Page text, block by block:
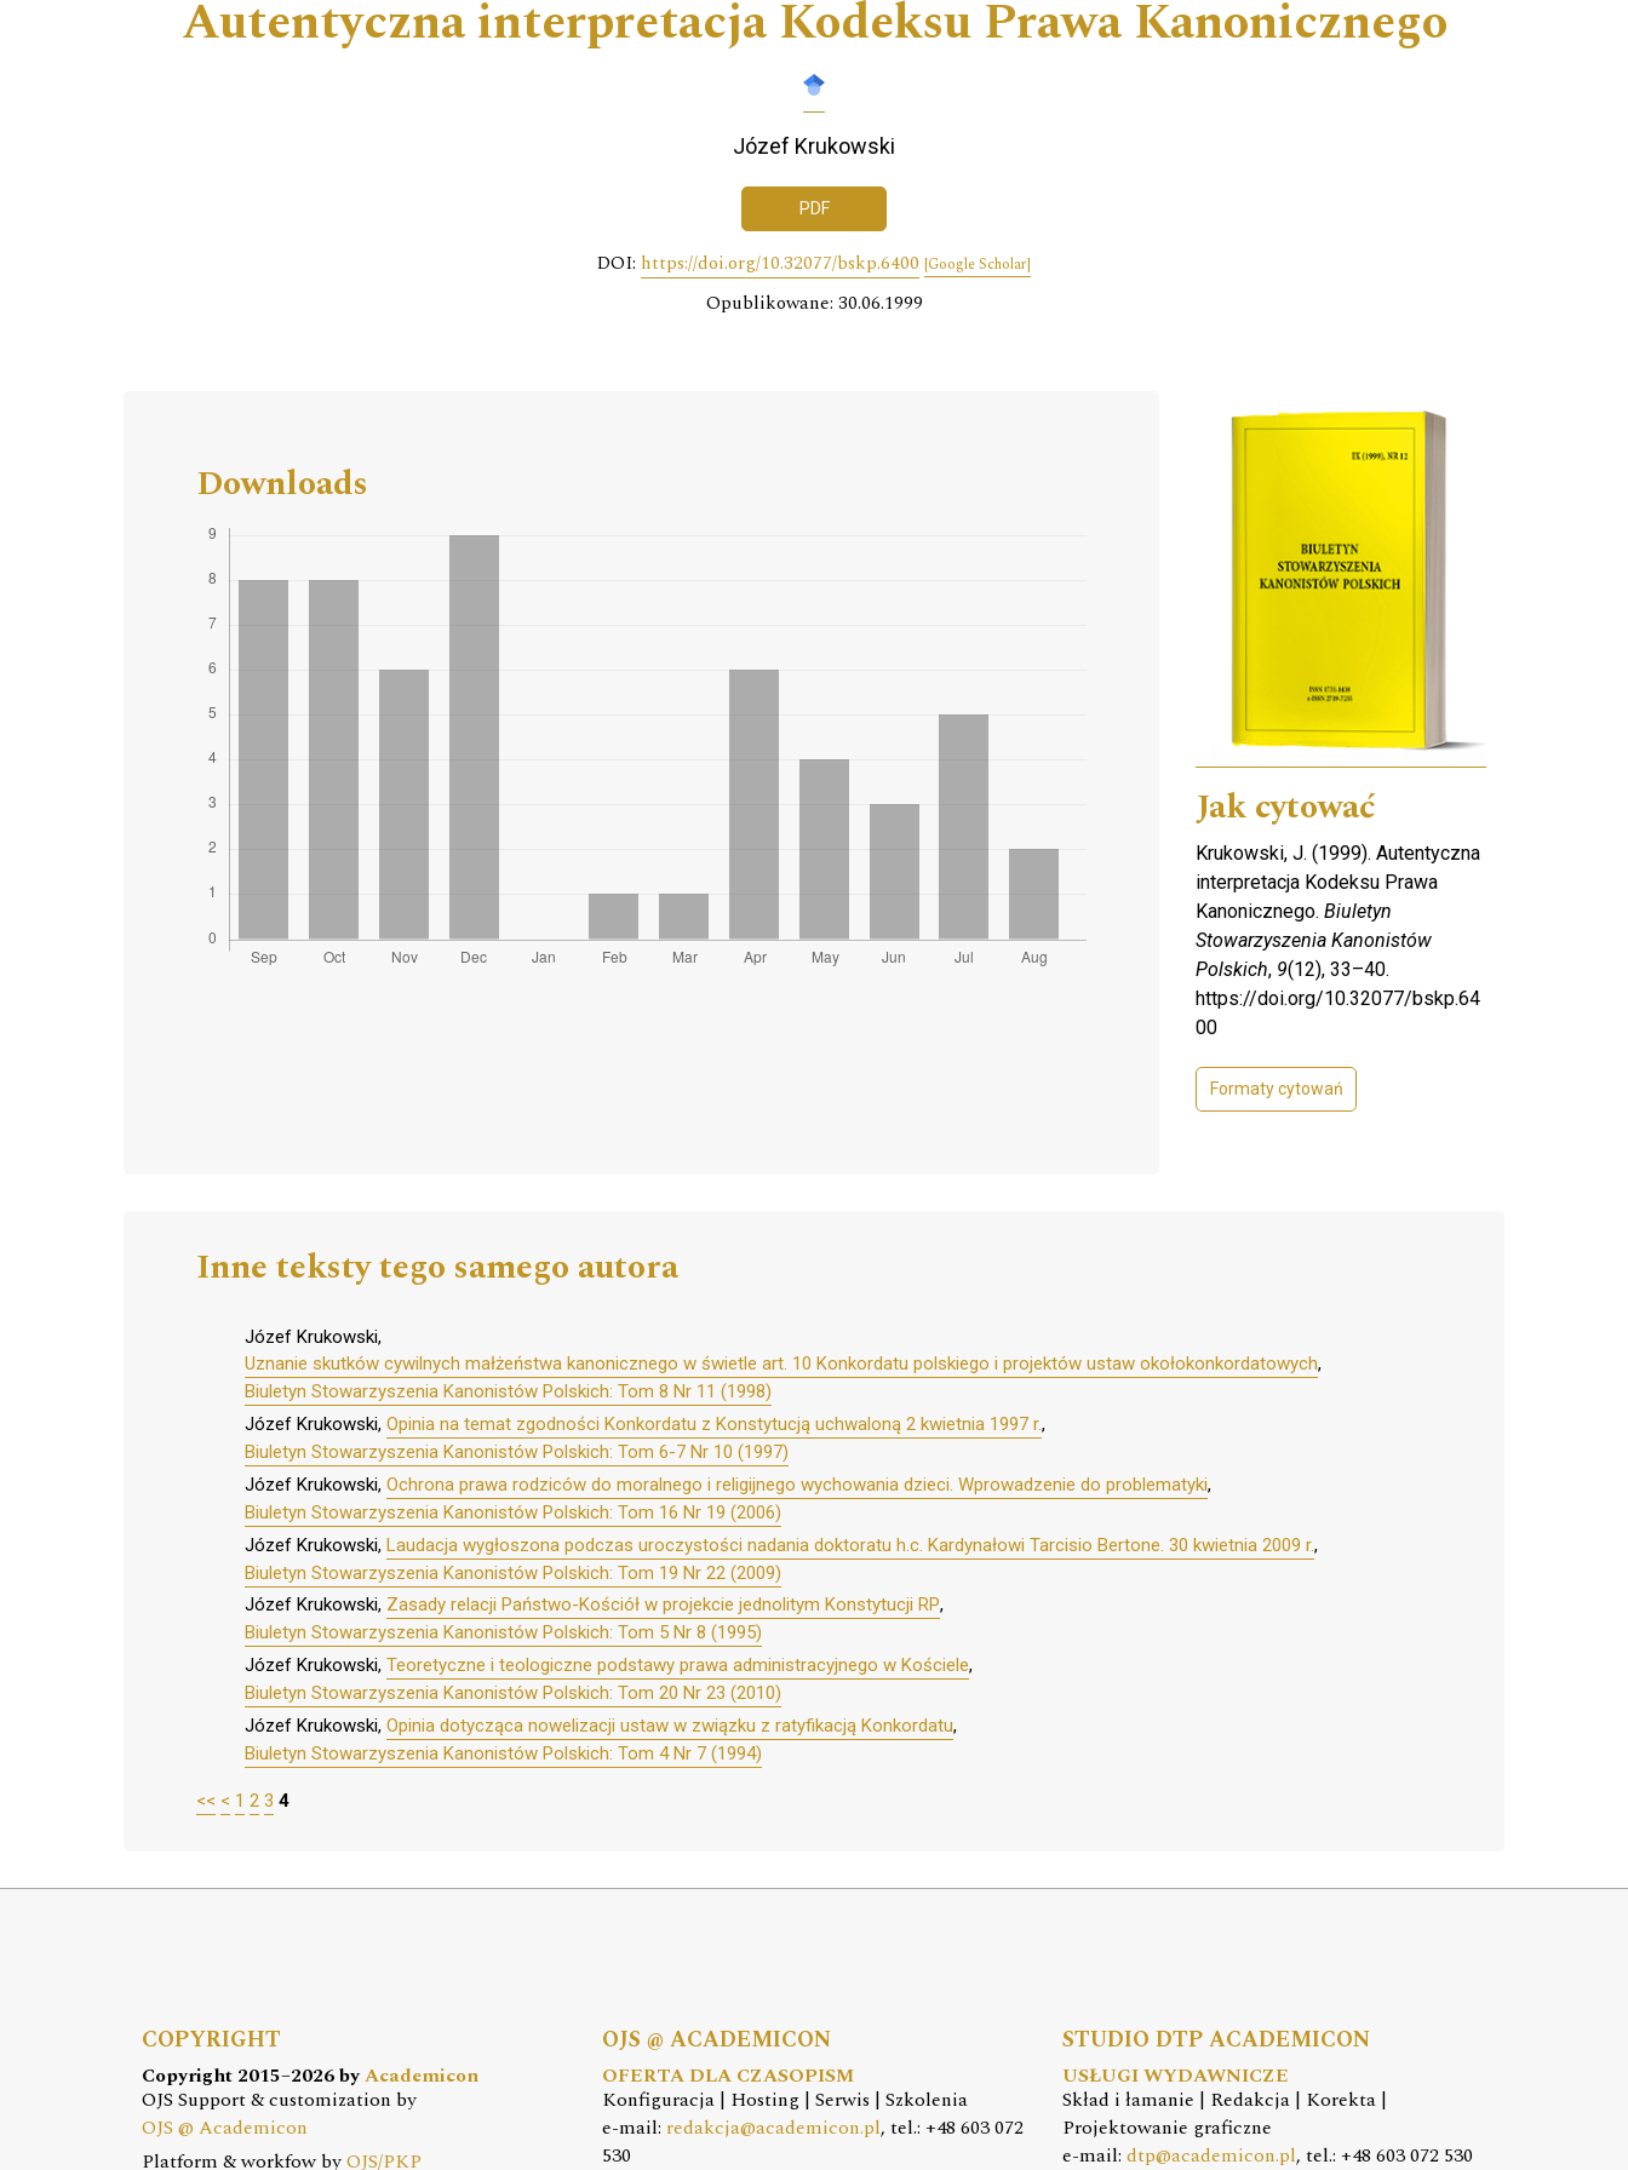
Autentyczna interpretacja Kodeksu Prawa Kanonicznego
Józef Krukowski
PDF
DOI: https://doi.org/10.32077/bskp.6400 [Google Scholar]
Opublikowane: 30.06.1999
Downloads
Cover image
Jak cytować
Krukowski, J. (1999). Autentyczna
interpretacja Kodeksu Prawa
Kanonicznego. Biuletyn
Stowarzyszenia Kanonistów
Polskich, 9(12), 33–40.
https://doi.org/10.32077/bskp.64
00
Formaty cytowań
Inne teksty tego samego autora
Józef Krukowski,
Uznanie skutków cywilnych małżeństwa kanonicznego w świetle art. 10 Konkordatu polskiego i projektów ustaw okołokonkordatowych,
Biuletyn Stowarzyszenia Kanonistów Polskich: Tom 8 Nr 11 (1998)
Józef Krukowski, Opinia na temat zgodności Konkordatu z Konstytucją uchwaloną 2 kwietnia 1997 r.,
Biuletyn Stowarzyszenia Kanonistów Polskich: Tom 6-7 Nr 10 (1997)
Józef Krukowski, Ochrona prawa rodziców do moralnego i religijnego wychowania dzieci. Wprowadzenie do problematyki,
Biuletyn Stowarzyszenia Kanonistów Polskich: Tom 16 Nr 19 (2006)
Józef Krukowski, Laudacja wygłoszona podczas uroczystości nadania doktoratu h.c. Kardynałowi Tarcisio Bertone. 30 kwietnia 2009 r.,
Biuletyn Stowarzyszenia Kanonistów Polskich: Tom 19 Nr 22 (2009)
Józef Krukowski, Zasady relacji Państwo-Kościół w projekcie jednolitym Konstytucji RP,
Biuletyn Stowarzyszenia Kanonistów Polskich: Tom 5 Nr 8 (1995)
Józef Krukowski, Teoretyczne i teologiczne podstawy prawa administracyjnego w Kościele,
Biuletyn Stowarzyszenia Kanonistów Polskich: Tom 20 Nr 23 (2010)
Józef Krukowski, Opinia dotycząca nowelizacji ustaw w związku z ratyfikacją Konkordatu,
Biuletyn Stowarzyszenia Kanonistów Polskich: Tom 4 Nr 7 (1994)
<< < 1 2 3 4
COPYRIGHT
Copyright 2015–2026 byAcademicon
OJS Support & customization by
OJS @ Academicon
Platform & workfow byOJS/PKP
OJS @ ACADEMICON
OFERTA DLA CZASOPISM
Konfiguracja | Hosting | Serwis | Szkolenia
e-mail: redakcja@academicon.pl, tel.: +48 603 072
530
STUDIO DTP ACADEMICON
USŁUGI WYDAWNICZE
Skład i łamanie | Redakcja | Korekta |
Projektowanie graficzne
e-mail: dtp@academicon.pl, tel.: +48 603 072 530